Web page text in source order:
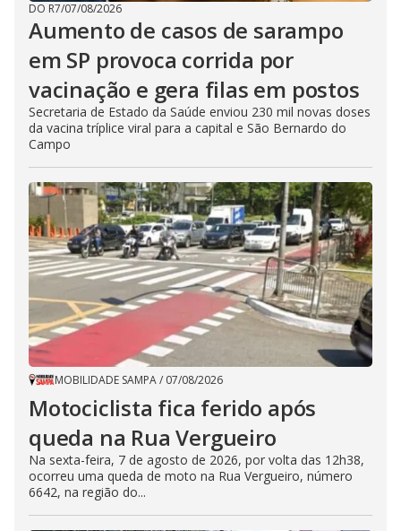
DO R7/07/08/2026
Aumento de casos de sarampo
em SP provoca corrida por
vacinação e gera filas em postos
Secretaria de Estado da Saúde enviou 230 mil novas doses
da vacina tríplice viral para a capital e São Bernardo do
Campo
MOBILIDADE SAMPA/ 07/08/2026
Motociclista fica ferido após
queda na Rua Vergueiro
Na sexta-feira, 7 de agosto de 2026, por volta das 12h38,
ocorreu uma queda de moto na Rua Vergueiro, número
6642, na região do...